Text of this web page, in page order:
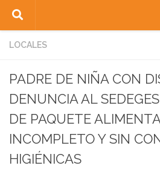
Saltar al contenido
LOCALES
PADRE DE NIÑA CON
DENUNCIA AL
DE PAQUETE
INCOMPLETO Y SIN
HIGIÉNICAS